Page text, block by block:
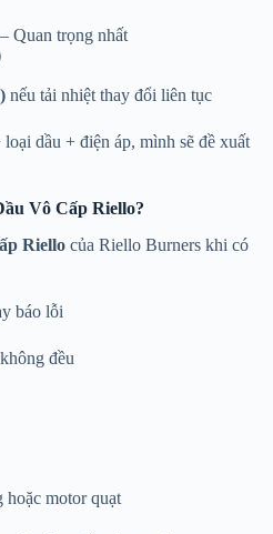
Quan trọng nhất
nếu tải nhiệt thay đổi liên tục
dầu + điện áp, mình sẽ đề xuất
Vô Cấp Riello?
Riello của Riello Burners khi có
báo lỗi
đều
motor quạt